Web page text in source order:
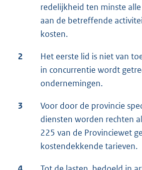
redelijkheid ten minste
aan de betreffende
kosten.
2
Het eerste lid is niet van
in concurrentie wordt
ondernemingen.
3
Voor door de provincie
diensten worden rechten
225 van de Provinciewet
kostendekkende tarieven.